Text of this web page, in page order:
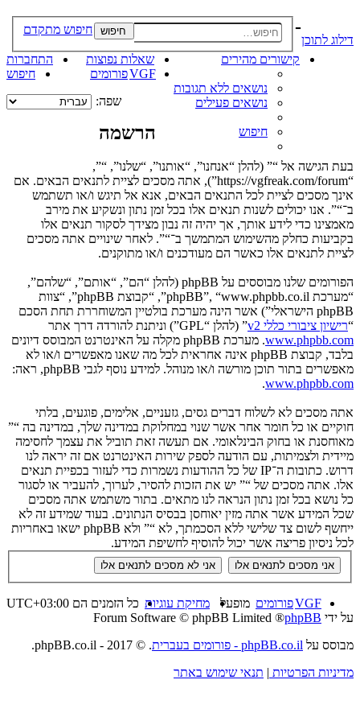
דילוג לתוכן
חיפוש חיפוש מתקדם
קישורים מהירים
נושאים ללא תגובות
נושאים פעילים
חיפוש
שאלות נפוצות
התחברות
VGFפורומים
חיפוש
שפה:
-
הרשמה
בעת הגישה אל “” (להלן “אנחנו”, “אותנו”, “שלנו”, “”,
“https://vgfreak.com/forum”), אתה מסכים לציית לתנאים הבאים. אם
אינך מסכים לציית לכל התנאים הבאים, אנא אל תיגש ו/או תשתמש
ב־“”. אנו יכולים לשנות תנאים אלו בכל זמן נתון ונשקיע את מירב
מאמצינו כדי לידע אותך, אך יהיה זה נבון מצידך לסקור תנאים אלו
בקביעות כחלק מהשימוש המתמשך ב־“”. לאחר שינויים אתה מסכים
לציית לתנאים אלו כאשר הם מעודכנים ו/או מתוקנים.
הפורומים שלנו מבוססים על phpBB (להלן “הם”, “אותם”, “שלהם”,
“מערכת phpBB”, “www.phpbb.co.il”, “קבוצת phpBB”, “צוות
phpBB הישראלי”) אשר הינה מערכת בולטיין המשוחררת תחת הסכם
“רישיון ציבורי כללי v2
” (להלן “GPL”) וניתנת להורדה דרך אתר
www.phpbb.com
. מערכת phpBB מקלה על האינטרנט המבוסס דיונים
בלבד, קבוצת phpBB אינה אחראית לכל מה שאנו מאפשרים ו/או לא
מאפשרים בתור תוכן מורשה ו/או מנוהל. למידע נוסף לגבי phpBB, ראה:
www.phpbb.com
.
אתה מסכים לא לשלוח דברים גסים, גזעניים, אלימים, פוגעים, בלתי
חוקיים או כל חומר אחר אשר שנוי במחלוקת במדינה שלך, במדינה בה “”
מאוחסנת או בחוק הבינלאומי. אם תעשה זאת תוביל את עצמך לחסימה
מיידית ולצמיתות, עם הודעה לספק שירות האינטרנט אם זה יראה לנו
דרוש. כתובות ה־IP של כל ההודעות נשמרות כדי לעזור בכפיית תנאים
אלו. אתה מסכים של “” יש את הזכות להסיר, לערוך, להעביר או לסגור
כל נושא בכל זמן נתון הנראה לנו מתאים. בתור משתמש אתה מסכים
שכל המידע אשר אתה מזין יאוחסן בבסיס הנתונים. בעוד שמידע זה לא
ייחשף לשום צד שלישי ללא הסכמתך, לא “” ולא phpBB ישאו באחריות
לכל ניסיון פריצה אשר יכול להוסיף לחשיפת המידע.
VGFפורומים כל הזמנים הם UTC+03:00 מחיקת עוגיות
מופעל
על ידי phpBB
® Forum Software © phpBB Limited
מבוסס על phpBB.co.il - פורומים בעברית
. © 2017 - phpBB.co.il.
מדיניות הפרטיות | תנאי שימוש באתר